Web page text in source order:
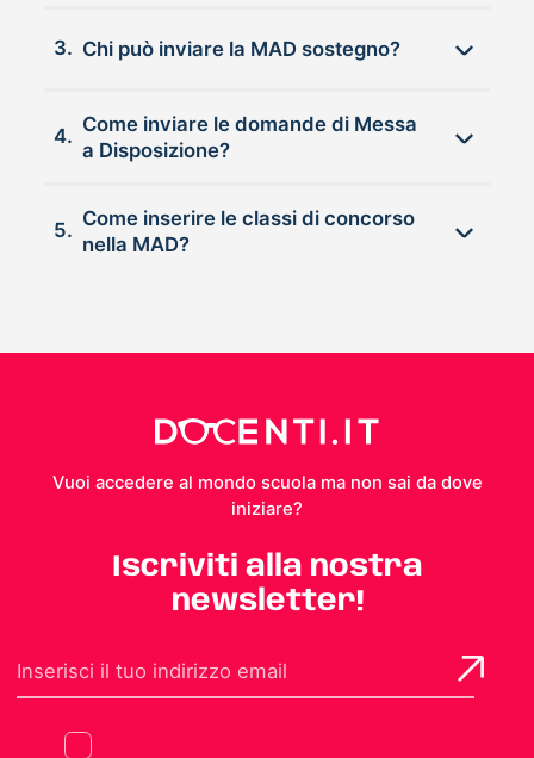
3. Chi può inviare la MAD sostegno?
4.
Come inviare le domande di Messa
a Disposizione?
5.
Come inserire le classi di concorso
nella MAD?
Vuoi accedere al mondo scuola ma non sai da dove
iniziare?
Iscriviti alla nostra
newsletter!